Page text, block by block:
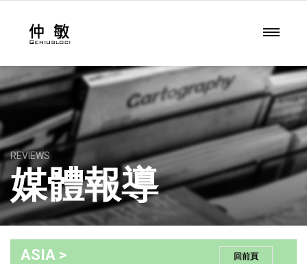
REVIEWS
媒體報導
回前頁
ASIA >